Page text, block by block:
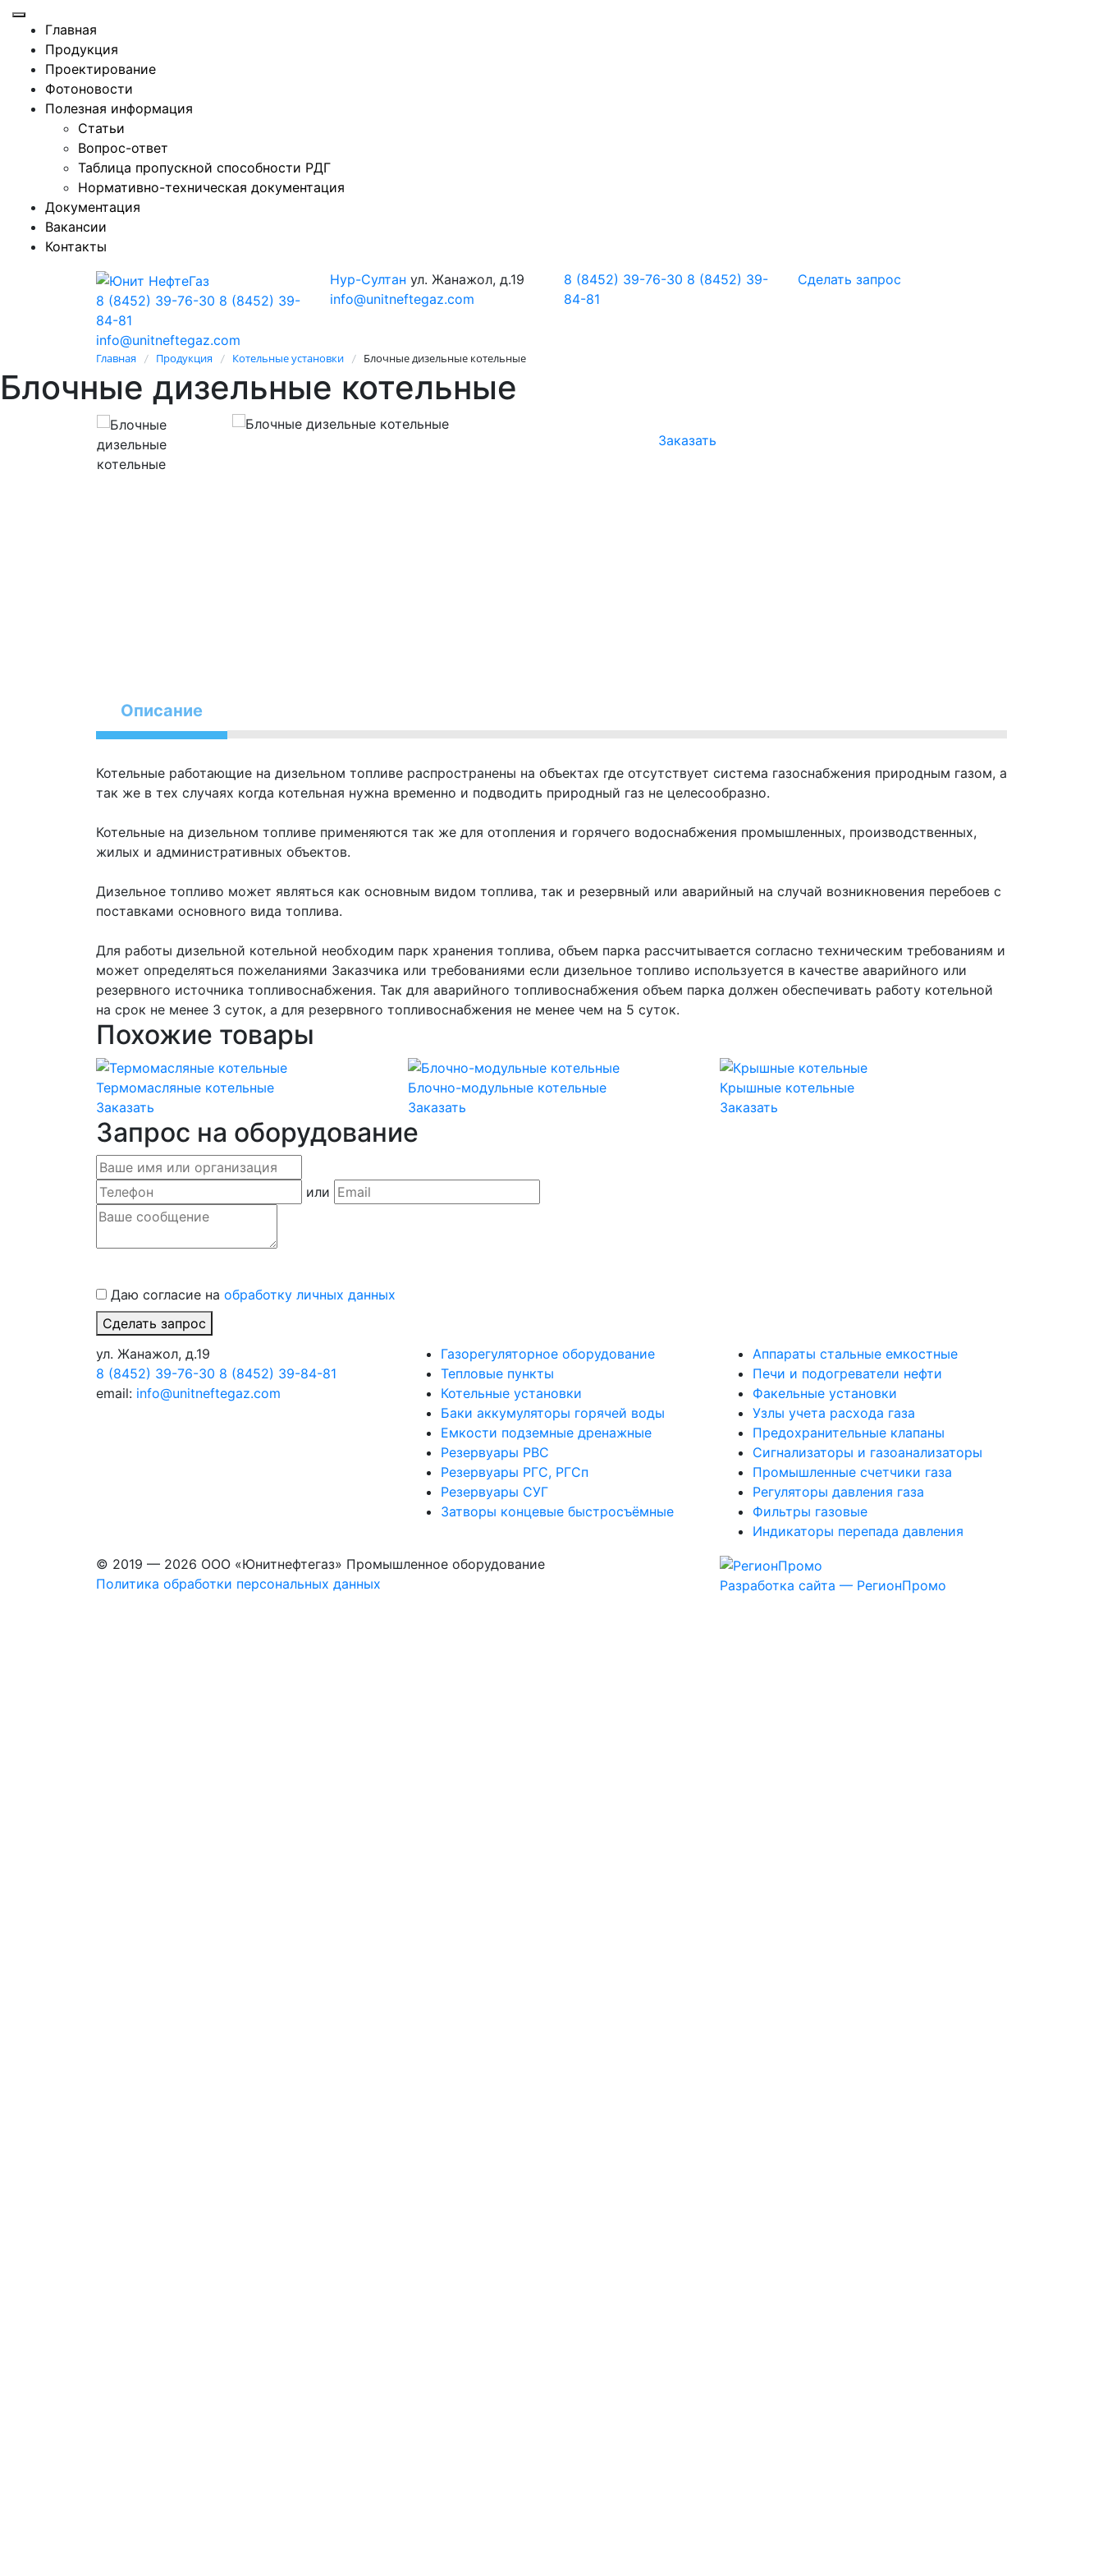
Главная
Продукция
Проектирование
Фотоновости
Полезная информация
Статьи
Вопрос-ответ
Таблица пропускной способности РДГ
Нормативно-техническая документация
Документация
Вакансии
Контакты
8 (8452) 39-76-30 8 (8452) 39-
84-81
info@unitneftegaz.com
Нур-Султан ул. Жанажол, д.19
info@unitneftegaz.com
8 (8452) 39-76-30 8 (8452) 39-
84-81
Сделать запрос
Главная / Продукция / Котельные установки / Блочные дизельные котельные
Блочные дизельные котельные
Заказать
Описание
Котельные работающие на дизельном топливе распространены на объектах где отсутствует система газоснабжения природным газом, а
так же в тех случаях когда котельная нужна временно и подводить природный газ не целесообразно.
Котельные на дизельном топливе применяются так же для отопления и горячего водоснабжения промышленных, производственных,
жилых и административных объектов.
Дизельное топливо может являться как основным видом топлива, так и резервный или аварийный на случай возникновения перебоев с
поставками основного вида топлива.
Для работы дизельной котельной необходим парк хранения топлива, объем парка рассчитывается согласно техническим требованиям и
может определяться пожеланиями Заказчика или требованиями если дизельное топливо используется в качестве аварийного или
резервного источника топливоснабжения. Так для аварийного топливоснабжения объем парка должен обеспечивать работу котельной
на срок не менее 3 суток, а для резервного топливоснабжения не менее чем на 5 суток.
Похожие товары
Термомасляные котельные
Заказать
Блочно-модульные котельные
Заказать
Крышные котельные
Заказать
Запрос на оборудование
или
Даю согласие на обработку личных данных
Сделать запрос
ул. Жанажол, д.19
8 (8452) 39-76-30 8 (8452) 39-84-81
email: info@unitneftegaz.com
Газорегуляторное оборудование
Тепловые пункты
Котельные установки
Баки аккумуляторы горячей воды
Емкости подземные дренажные
Резервуары РВС
Резервуары РГС, РГСп
Резервуары СУГ
Затворы концевые быстросъёмные
Аппараты стальные емкостные
Печи и подогреватели нефти
Факельные установки
Узлы учета расхода газа
Предохранительные клапаны
Сигнализаторы и газоанализаторы
Промышленные счетчики газа
Регуляторы давления газа
Фильтры газовые
Индикаторы перепада давления
© 2019 — 2026 ООО «Юнитнефтегаз» Промышленное оборудование
Политика обработки персональных данных
Разработка сайта — РегионПромо